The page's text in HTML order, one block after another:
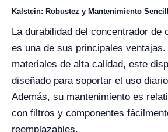
Kalstein: Robustez y Mantenimiento
La durabilidad del concentrador de
es una de sus principales
materiales de alta calidad, este
diseñado para soportar el uso
Además, su mantenimiento es
con filtros y componentes
reemplazables.